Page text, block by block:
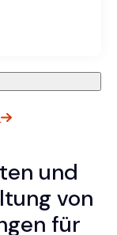
und
von
für